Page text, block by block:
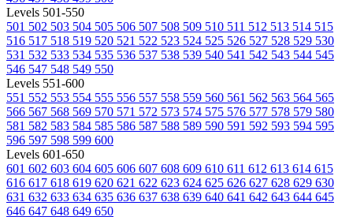
Levels 501-550
501 502 503 504 505 506 507 508 509 510 511 512 513 514 515
516 517 518 519 520 521 522 523 524 525 526 527 528 529 530
531 532 533 534 535 536 537 538 539 540 541 542 543 544 545
546 547 548 549 550
Levels 551-600
551 552 553 554 555 556 557 558 559 560 561 562 563 564 565
566 567 568 569 570 571 572 573 574 575 576 577 578 579 580
581 582 583 584 585 586 587 588 589 590 591 592 593 594 595
596 597 598 599 600
Levels 601-650
601 602 603 604 605 606 607 608 609 610 611 612 613 614 615
616 617 618 619 620 621 622 623 624 625 626 627 628 629 630
631 632 633 634 635 636 637 638 639 640 641 642 643 644 645
646 647 648 649 650